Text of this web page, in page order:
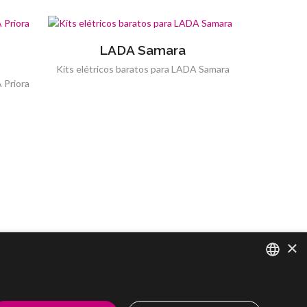
Priora
LADA Samara
Kits elétricos baratos para LADA Samara
×